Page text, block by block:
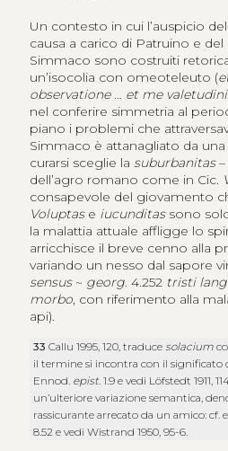
Un contesto in cui l’auspicio
causa a carico di Patruino e
Simmaco sono costruiti
un’isocolia con omeoteleuto (
observatione … et me
nel conferire simmetria al
piano i problemi che
Simmaco è attanagliato da
curarsi sceglie la suburbanitas–
dell’agro romano come in Cic.
consapevole del giovamento
Voluptas e iucunditassono
la malattia attuale affligge lo
arricchisce il breve cenno alla
variando un nesso dal sapore
sensus~ georg. 4.252 tristi
morbo, con riferimento alla
api).
33Callu 1995, 120, traduce solacium
il termine si incontra con il significato di
Ennod. epist. 1.9 e vedi Löfstedt 1911,
un’ulteriore variazione semantica,
rassicurante arrecato da un amico: cf.
8.52 e vedi Wistrand 1950, 95-6.